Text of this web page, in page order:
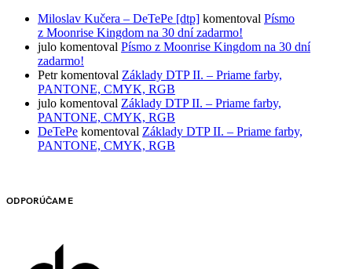
Miloslav Kučera – DeTePe [dtp] komentoval Písmo
z Moonrise Kingdom na 30 dní zadarmo!
julo komentoval Písmo z Moonrise Kingdom na 30 dní
zadarmo!
Petrkomentoval Základy DTP II. – Priame farby,
PANTONE, CMYK, RGB
julo komentoval Základy DTP II. – Priame farby,
PANTONE, CMYK, RGB
DeTePe komentoval Základy DTP II. – Priame farby,
PANTONE, CMYK, RGB
ODPORÚČAME